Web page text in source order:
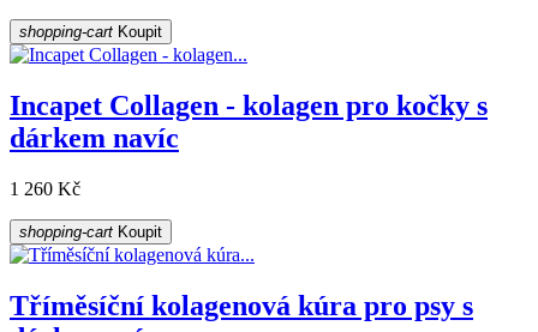
shopping-cart Koupit
Incapet Collagen - kolagen pro kočky s
dárkem navíc
1 260 Kč
shopping-cart Koupit
Tříměsíční kolagenová kúra pro psy s